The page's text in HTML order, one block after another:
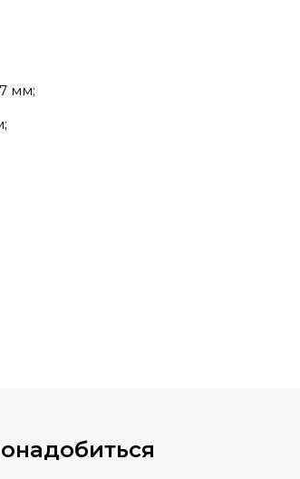
мм;